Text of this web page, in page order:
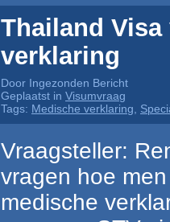
Thailand Visa
verklaring
Door Ingezonden Bericht
Geplaatst in Visumvraag
Tags: Medische verklaring
Vraagsteller:
vragen hoe
medische